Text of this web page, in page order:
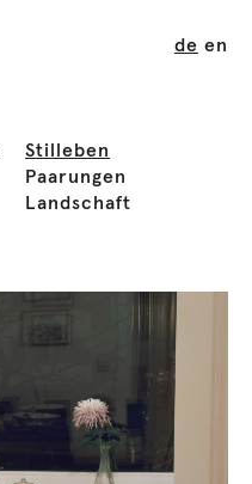
Stilleben
Paarungen
Landschaft
de en